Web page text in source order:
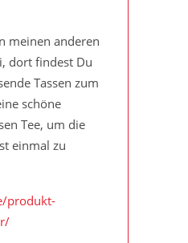
meinen anderen
dort findest Du
Tassen zum
schöne
Tee, um die
einmal zu
produkt-